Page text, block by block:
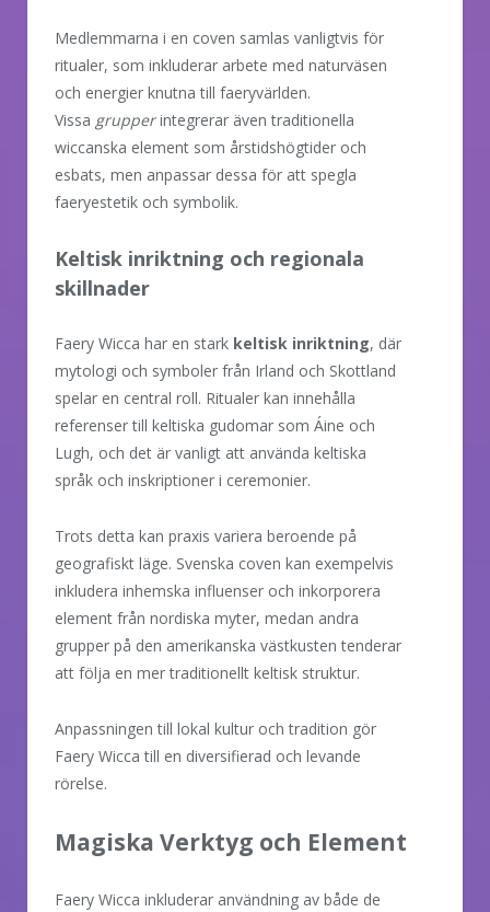
Medlemmarna i en coven samlas vanligtvis för
ritualer, som inkluderar arbete med naturväsen
och energier knutna till faeryvärlden.
Vissa grupperintegrerar även traditionella
wiccanska element som årstidshögtider och
esbats, men anpassar dessa för att spegla
faeryestetik och symbolik.
Keltisk inriktning och regionala
skillnader
Faery Wicca har en stark keltisk inriktning, där
mytologi och symboler från Irland och Skottland
spelar en central roll. Ritualer kan innehålla
referenser till keltiska gudomar som Áine och
Lugh, och det är vanligt att använda keltiska
språk och inskriptioner i ceremonier.
Trots detta kan praxis variera beroende på
geografiskt läge. Svenska coven kan exempelvis
inkludera inhemska influenser och inkorporera
element från nordiska myter, medan andra
grupper på den amerikanska västkusten tenderar
att följa en mer traditionellt keltisk struktur.
Anpassningen till lokal kultur och tradition gör
Faery Wicca till en diversifierad och levande
rörelse.
Magiska Verktyg och Element
Faery Wicca inkluderar användning av både de